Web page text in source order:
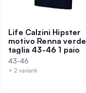
Life Calzini Hipster
motivo Renna verde
taglia 43-46 1 paio
43-46
+ 2 varianti